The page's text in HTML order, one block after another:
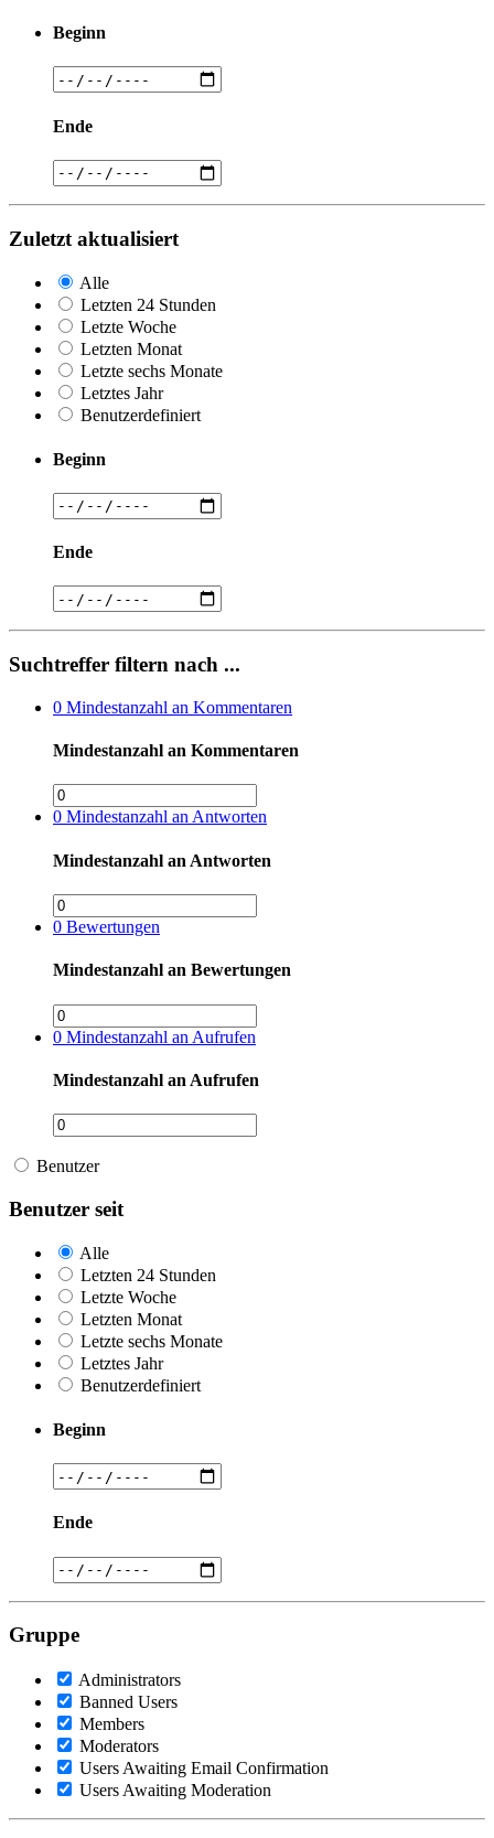
Beginn
Ende
Zuletzt aktualisiert
Alle
Letzten 24 Stunden
Letzte Woche
Letzten Monat
Letzte sechs Monate
Letztes Jahr
Benutzerdefiniert
Beginn
Ende
Suchtreffer filtern nach ...
0 Mindestanzahl an Kommentaren
Mindestanzahl an Kommentaren
0 Mindestanzahl an Antworten
Mindestanzahl an Antworten
0 Bewertungen
Mindestanzahl an Bewertungen
0 Mindestanzahl an Aufrufen
Mindestanzahl an Aufrufen
Benutzer
Benutzer seit
Alle
Letzten 24 Stunden
Letzte Woche
Letzten Monat
Letzte sechs Monate
Letztes Jahr
Benutzerdefiniert
Beginn
Ende
Gruppe
Administrators
Banned Users
Members
Moderators
Users Awaiting Email Confirmation
Users Awaiting Moderation